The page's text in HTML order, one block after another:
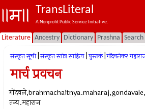
TransLiteral
A Nonprofit Public Service Initiative.
Literature Ancestry Dictionary Prashna Search
संस्कृत सूची संस्कृत स्तोत्र साहित्य पुस्तकं गोंदवलेकर
मार्च प्रवचन
तन्य.महाराज